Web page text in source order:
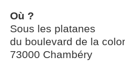
Où ?
Sous les platanes
du boulevard de la
73000 Chambéry